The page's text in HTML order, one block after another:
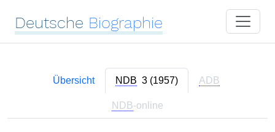
Deutsche Biographie
Übersicht NDB 3 (1957) ADB
NDB-online